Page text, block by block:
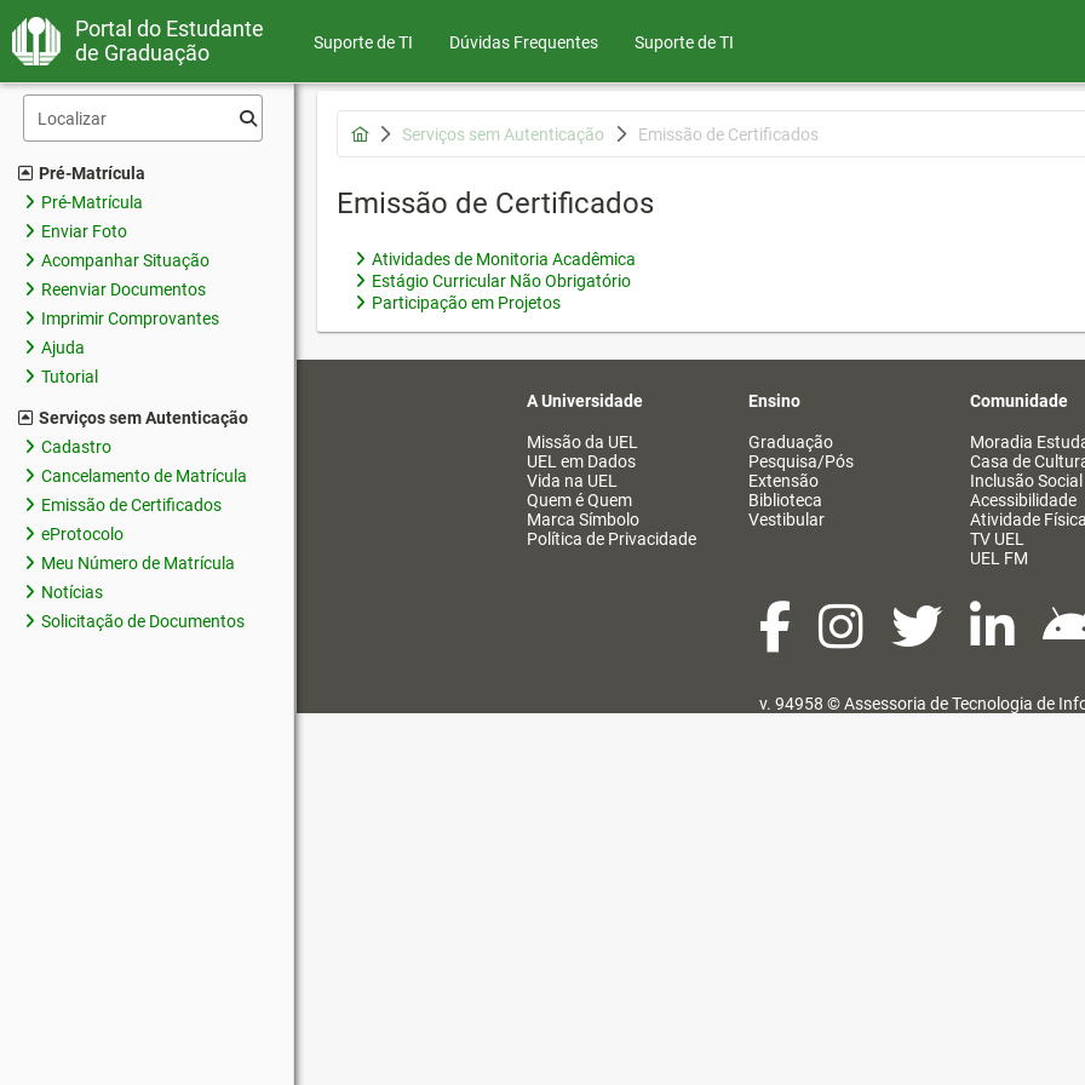
Portal do Estudante
de Graduação
Suporte de TI Dúvidas Frequentes Suporte de TI
Pré-Matrícula
Pré-Matrícula
Enviar Foto
Acompanhar Situação
Reenviar Documentos
Imprimir Comprovantes
Ajuda
Tutorial
Serviços sem Autenticação
Cadastro
Cancelamento de Matrícula
Emissão de Certificados
eProtocolo
Meu Número de Matrícula
Notícias
Solicitação de Documentos
Serviços sem Autenticação Emissão de Certificados
Emissão de Certificados
Atividades de Monitoria Acadêmica
Estágio Curricular Não Obrigatório
Participação em Projetos
A Universidade
Missão da UEL
UEL em Dados
Vida na UEL
Quem é Quem
Marca Símbolo
Política de Privacidade
Ensino
Graduação
Pesquisa/Pós
Extensão
Biblioteca
Vestibular
Comunidade
Moradia
Casa de
Inclusão Social
Acessibilidade
Atividade Física
TV UEL
UEL FM
v. 94958 ©Assessoria de Tecnologia de